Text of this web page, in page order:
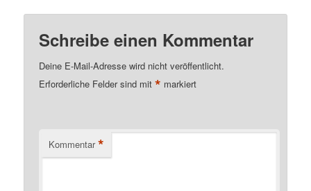
Schreibe einen Kommentar
Deine E-Mail-Adresse wird nicht veröffentlicht.
Erforderliche Felder sind mit* markiert
Kommentar *